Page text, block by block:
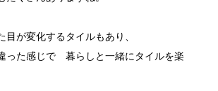
目が変化するタイルもあり、
った感じで 暮らしと一緒にタイルを楽